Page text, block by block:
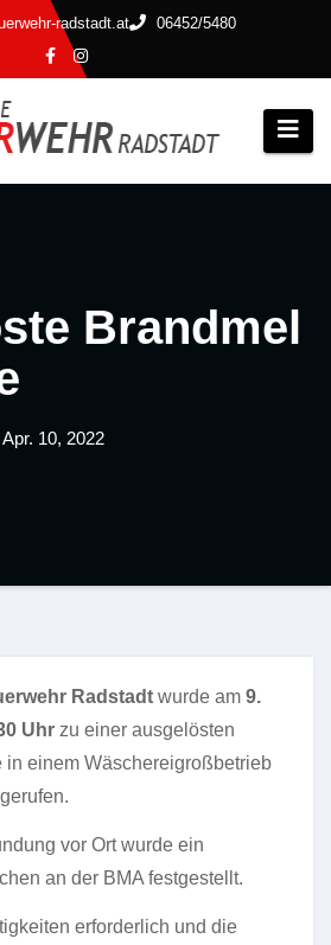
radstadt.at 06452/5480
Brandmel
Apr. 10, 2022
Radstadt wurde am 9.
Uhr zu einer ausgelösten
in einem Wäschereigroßbetrieb
vor Ort wurde ein
an der BMA festgestellt.
erforderlich und die